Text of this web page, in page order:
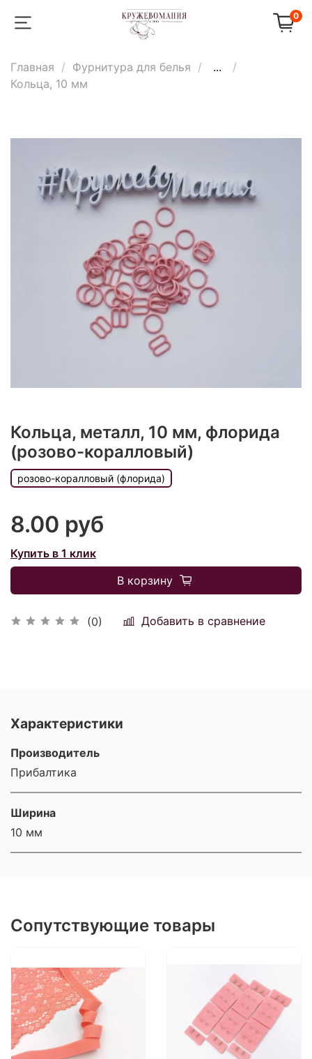
0
Главная Фурнитура для белья
...
Кольца, 10 мм
Кольца, металл, 10 мм, флорида
(розово-коралловый)
(0) Добавить в сравнение
розово-коралловый (флорида)
8.00 руб
Купить в 1 клик
В корзину
Характеристики
Производитель
Прибалтика
Ширина
10 мм
Сопутствующие товары